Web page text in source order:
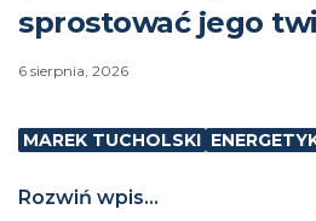
sprostować jego
6 sierpnia, 2026
MAREK TUCHOLSKI
Rozwiń wpis...